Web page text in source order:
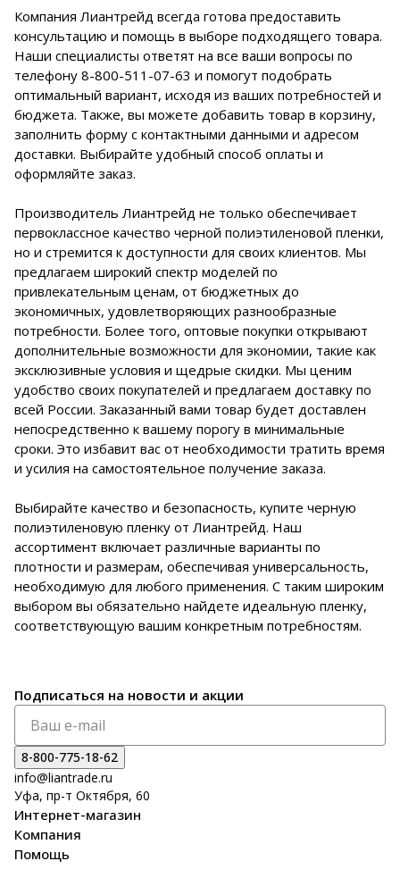
Компания Лиантрейд всегда готова предоставить
консультацию и помощь в выборе подходящего товара.
Наши специалисты ответят на все ваши вопросы по
телефону 8-800-511-07-63 и помогут подобрать
оптимальный вариант, исходя из ваших потребностей и
бюджета. Также, вы можете добавить товар в корзину,
заполнить форму с контактными данными и адресом
доставки. Выбирайте удобный способ оплаты и
оформляйте заказ.
Производитель Лиантрейд не только обеспечивает
первоклассное качество черной полиэтиленовой пленки,
но и стремится к доступности для своих клиентов. Мы
предлагаем широкий спектр моделей по
привлекательным ценам, от бюджетных до
экономичных, удовлетворяющих разнообразные
потребности. Более того, оптовые покупки открывают
дополнительные возможности для экономии, такие как
эксклюзивные условия и щедрые скидки. Мы ценим
удобство своих покупателей и предлагаем доставку по
всей России. Заказанный вами товар будет доставлен
непосредственно к вашему порогу в минимальные
сроки. Это избавит вас от необходимости тратить время
и усилия на самостоятельное получение заказа.
Выбирайте качество и безопасность, купите черную
полиэтиленовую пленку от Лиантрейд. Наш
ассортимент включает различные варианты по
плотности и размерам, обеспечивая универсальность,
необходимую для любого применения. С таким широким
выбором вы обязательно найдете идеальную пленку,
соответствующую вашим конкретным потребностям.
Подписаться на новости и акции
8-800-775-18-62
info@liantrade.ru
Уфа, пр-т Октября, 60
Интернет-магазин
Компания
Помощь